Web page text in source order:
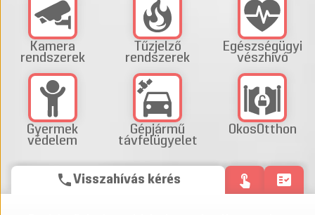
Kamera
rendszerek
Tűzjelző
rendszerek
Egészségügyi
vészhívó
Gyermek
védelem
Gépjármű
távfelügyelet
OkosOtthon
phoneVisszahívás kérés touch_app fact_check